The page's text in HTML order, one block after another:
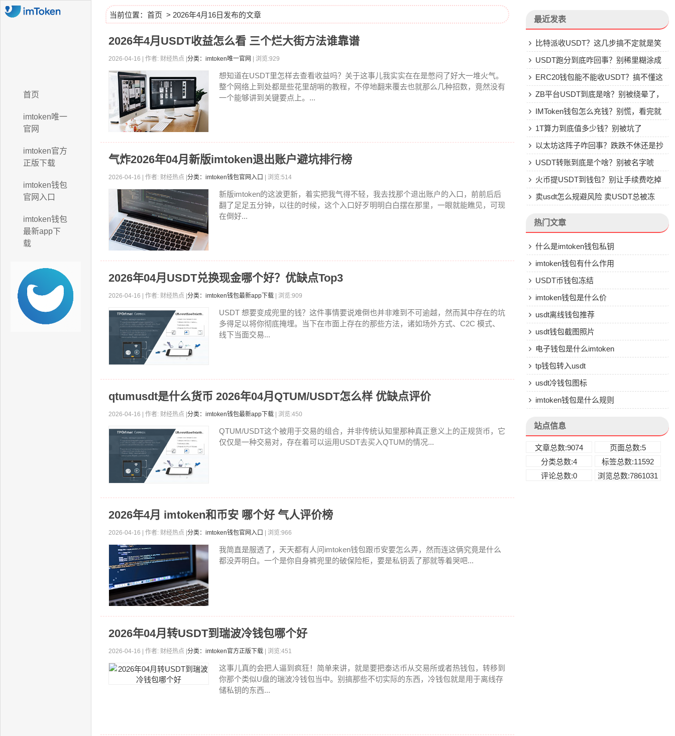
首页
imtoken唯一
官网
imtoken官方
正版下载
imtoken钱包
官网入口
imtoken钱包
最新app下
载
当前位置： 首页 > 2026年4月16日发布的文章
2026年4月USDT收益怎么看 三个烂大街方法谁靠谱
2026-04-16 | 作者: 财经热点 | 分类：imtoken唯一官网 | 浏览:929
想知道在USDT里怎样去查看收益吗？关于这事儿我实实在在是憋闷了好大一堆火气。
整个网络上到处都是些花里胡哨的教程，不停地翻来覆去也就那么几种招数，竟然没有
一个能够讲到关键要点上。...
气炸2026年04月新版imtoken退出账户避坑排行榜
2026-04-16 | 作者: 财经热点 | 分类：imtoken钱包官网入口 | 浏览:514
新版imtoken的这波更新，着实把我气得不轻，我去找那个退出账户的入口，前前后后
翻了足足五分钟，以往的时候，这个入口好歹明明白白摆在那里，一眼就能瞧见，可现
在倒好...
2026年04月USDT兑换现金哪个好？优缺点Top3
2026-04-16 | 作者: 财经热点 | 分类：imtoken钱包最新app下载 | 浏览:909
USDT 想要变成兜里的钱？这件事情要说难倒也并非难到不可逾越，然而其中存在的坑
多得足以将你彻底掩埋。当下在市面上存在的那些方法，诸如场外方式、C2C 模式、
线下当面交易...
qtumusdt是什么货币 2026年04月QTUM/USDT怎么样 优缺点评价
2026-04-16 | 作者: 财经热点 | 分类：imtoken钱包最新app下载 | 浏览:450
QTUM/USDT这个被用于交易的组合，并非传统认知里那种真正意义上的正规货币，它
仅仅是一种交易对，存在着可以运用USDT去买入QTUM的情况...
2026年4月 imtoken和币安 哪个好 气人评价榜
2026-04-16 | 作者: 财经热点 | 分类：imtoken钱包官网入口 | 浏览:966
我简直是服透了，天天都有人问imtoken钱包跟币安要怎么弄，然而连这俩究竟是什么
都没弄明白。一个是你自身裤兜里的破保险柜，要是私钥丢了那就等着哭吧...
2026年04月转USDT到瑞波冷钱包哪个好
2026-04-16 | 作者: 财经热点 | 分类：imtoken官方正版下载 | 浏览:451
这事儿真的会把人逼到疯狂！简单来讲，就是要把泰达币从交易所或者热钱包，转移到
你那个类似U盘的瑞波冷钱包当中。别搞那些不切实际的东西，冷钱包就是用于离线存
储私钥的东西...
最近发表
比特派收USDT？这几步搞不定就是笑
话USDT跑分到底咋回事？别稀里糊涂成
了帮凶
ERC20钱包能不能收USDT？搞不懂这
些别乱转
ZB平台USDT到底是啥？别被绕晕了，
说点大实话
IMToken钱包怎么充钱？别慌，看完就
会1T算力到底值多少钱？别被坑了
以太坊这阵子咋回事？跌跌不休还是抄
底机会？
USDT转账到底是个啥？别被名字唬
住，一文说透
火币提USDT到钱包？别让手续费吃掉
你的钱
卖usdt怎么规避风险 卖USDT总被冻
热门文章
什么是imtoken钱包私钥
imtoken钱包有什么作用
USDT币钱包冻结
imtoken钱包是什么价
usdt离线钱包推荐
usdt钱包截图照片
电子钱包是什么imtoken
tp钱包转入usdt
usdt冷钱包图标
imtoken钱包是什么规则
站点信息
文章总数:9074
页面总数:5
分类总数:4
标签总数:11592
评论总数:0
浏览总数:7861031